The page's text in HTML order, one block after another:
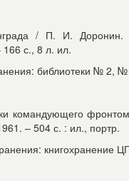
/ П. И. Доронин.
с., 8 л. ил.
библиотеки № 2,
командующего
– 504 с. : ил., портр.
книгохранение